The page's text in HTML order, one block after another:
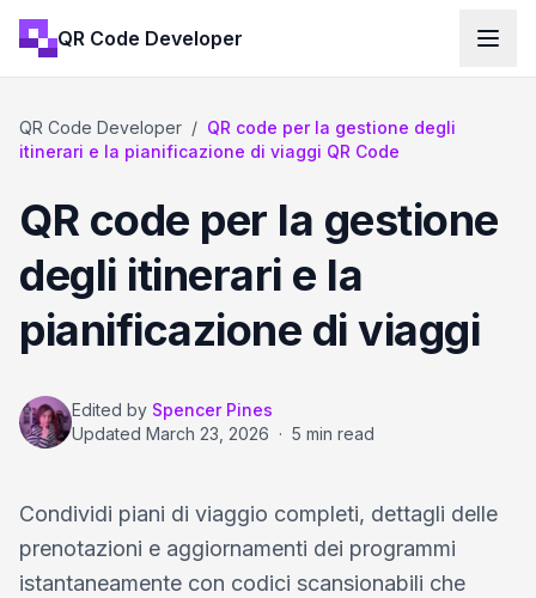
QR Code Developer
QR Code Developer / QR code per la gestione degli
itinerari e la pianificazione di viaggi QR Code
QR code per la gestione
degli itinerari e la
pianificazione di viaggi
Edited by Spencer Pines
Updated March 23, 2026 · 5 min read
Condividi piani di viaggio completi, dettagli delle
prenotazioni e aggiornamenti dei programmi
istantaneamente con codici scansionabili che